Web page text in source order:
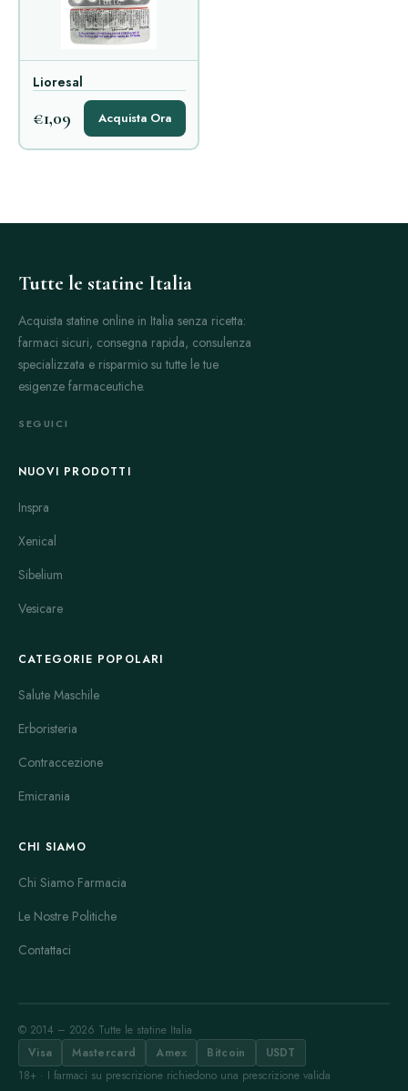
Lioresal
€1,09 Acquista Ora
Tutte le statine Italia
Acquista statine online in Italia senza ricetta:
farmaci sicuri, consegna rapida, consulenza
specializzata e risparmio su tutte le tue
esigenze farmaceutiche.
SEGUICI
NUOVI PRODOTTI
Inspra
Xenical
Sibelium
Vesicare
CATEGORIE POPOLARI
Salute Maschile
Erboristeria
Contraccezione
Emicrania
CHI SIAMO
Chi Siamo Farmacia
Le Nostre Politiche
Contattaci
© 2014 – 2026 Tutte le statine Italia
Visa
Mastercard Amex Bitcoin
USDT
18+ · I farmaci su prescrizione richiedono una prescrizione valida